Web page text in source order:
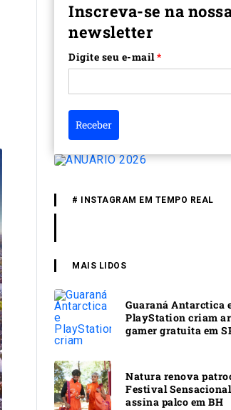
Inscreva-se na
newsletter
Digite seu e-mail*
Receber
# INSTAGRAM EM TEMPO REAL
MAIS LIDOS
Guaraná Antarctica
PlayStation criam
gamer gratuita em
Natura renova
Festival
assina palco em BH